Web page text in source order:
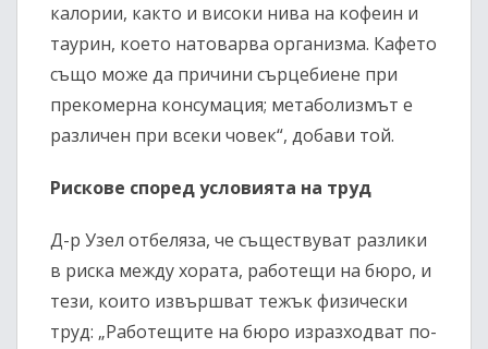
калории, както и високи нива на кофеин и
таурин, което натоварва организма. Кафето
също може да причини сърцебиене при
прекомерна консумация; метаболизмът е
различен при всеки човек“, добави той.
Рискове според условията на труд
Д-р Узел отбеляза, че съществуват разлики
в риска между хората, работещи на бюро, и
тези, които извършват тежък физически
труд: „Работещите на бюро изразходват по-